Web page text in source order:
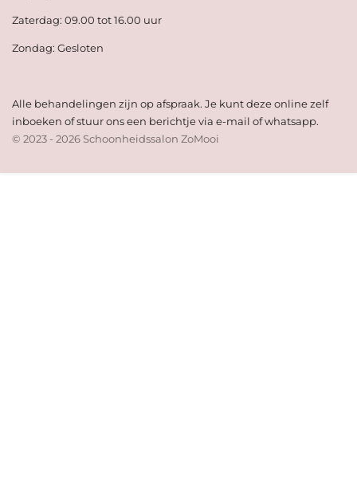
Zaterdag: 09.00 tot 16.00 uur
Zondag: Gesloten
Alle behandelingen zijn op afspraak. Je kunt deze online zelf
inboeken of stuur ons een berichtje via e-mail of whatsapp.
© 2023 - 2026 Schoonheidssalon ZoMooi